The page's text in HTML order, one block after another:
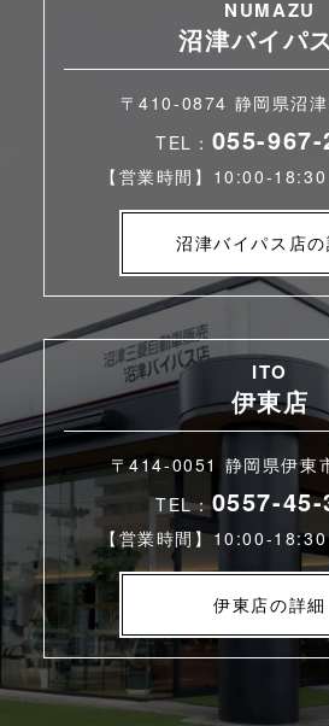
NUMAZU
沼津バイパ
〒410-0874 静岡県沼
TEL： 055-967-
【営業時間】10:00-18:30
沼津バイパス店の
ITO
伊東店
〒414-0051 静岡県伊東
TEL：0557-
【営業時間】10:00-18:30
伊東店の詳細